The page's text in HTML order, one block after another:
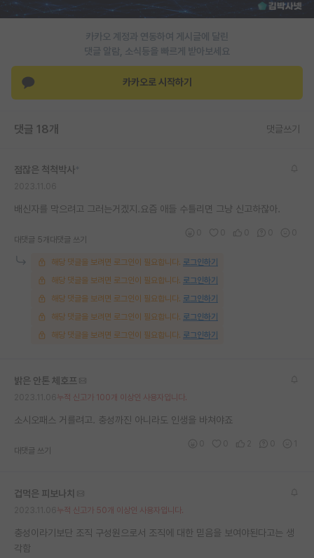
특수/전문대학원 게시판
반도체/AI 게시판
장학금/장학생 게시판
홍보 게시판
이벤트
반도체 아카데미
재팬라운지 🌸
카카오 계정과 연동하여 게시글에 달린
댓글 알람, 소식등을 빠르게 받아보세요
카카오로 시작하기
댓글 18개 댓글쓰기
점잖은 척척박사
배신자를 막으려고 그러는거겠지.요즘 애들 수틀리면 그냥 신고하잖아.
대댓글 5개 대댓글 쓰기
해당 댓글을 보려면 로그인이 필요합니다. 로그인하기
해당 댓글을 보려면 로그인이 필요합니다. 로그인하기
해당 댓글을 보려면 로그인이 필요합니다. 로그인하기
해당 댓글을 보려면 로그인이 필요합니다. 로그인하기
해당 댓글을 보려면 로그인이 필요합니다. 로그인하기
밝은 안톤 체호프
누적 신고가 100개 이상인 사용자입니다.
소시오패스 거를려고. 충성까진 아니라도 인생을 바쳐야죠
대댓글 쓰기
겁먹은 피보나치
누적 신고가 50개 이상인 사용자입니다.
충성이라기보단 조직 구성원으로서 조직에 대한 믿음을 보여야된다고는 생
각함